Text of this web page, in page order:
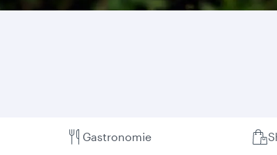
Gastronomie